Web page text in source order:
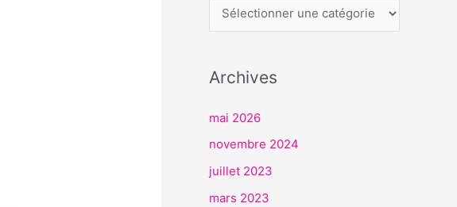
V
C
Archives
mai 2026
novembre 2024
juillet 2023
mars 2023